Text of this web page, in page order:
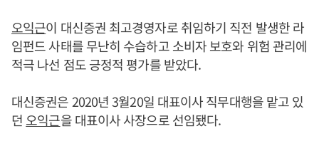
오익근이 대신증권 최고경영자로 취임하기 직전 발생한 라
임펀드 사태를 무난히 수습하고 소비자 보호와 위험 관리에
적극 나선 점도 긍정적 평가를 받았다.
대신증권은 2020년 3월20일 대표이사 직무대행을 맡고 있
던 오익근을 대표이사 사장으로 선임됐다.